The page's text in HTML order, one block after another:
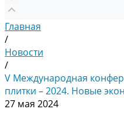
Главная
/
Новости
/
V Международная
плитки – 2024. Новые
27 мая 2024